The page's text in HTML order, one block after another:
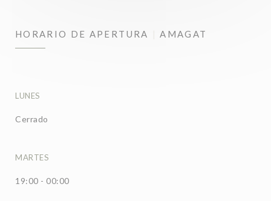
HORARIO DE APERTURA AMAGAT
LUNES
Cerrado
MARTES
19:00 - 00:00